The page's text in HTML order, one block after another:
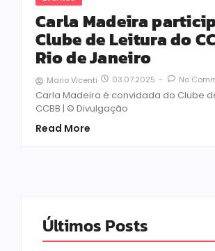
Carla Madeira
Clube de Leitura do
Rio de Janeiro
Mario Vicenti 03.07.2025 - No
Carla Madeira é convidada do Clube
CCBB | © Divulgação
Read More
Últimos Posts